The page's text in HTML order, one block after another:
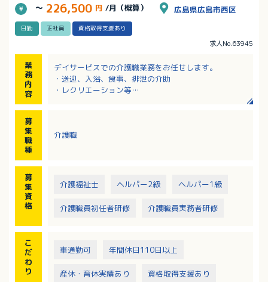
～ 226,500 円 /月（概算） 広島県広島市西区
日勤 正社員 資格取得支援あり
求人No.63945
業
務
内
容
デイサービスでの介護職業務をお任せします。
・送迎、入浴、食事、排泄の介助
・レクリエーション等
募
集
職
種
介護職
募
集
資
格
介護福祉士 ヘルパー2級 ヘルパー1級
介護職員初任者研修 介護職員実務者研修
こ
だ
わ
り
車通勤可 年間休日110日以上
産休・育休実績あり 資格取得支援あり